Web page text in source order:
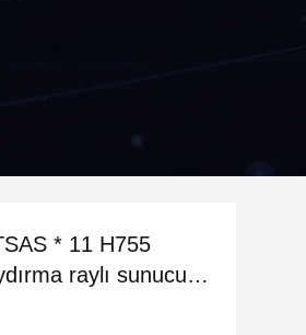
* 11 H755
raylı sunucu